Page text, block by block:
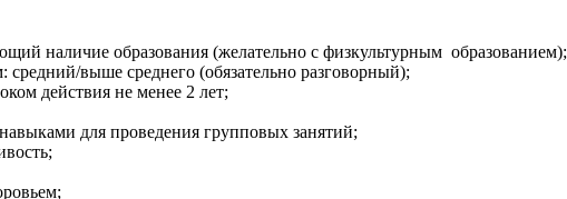
наличие образования (желательно с физкультурным образованием);
выше среднего (обязательно разговорный);
действия не менее 2 лет;
для проведения групповых занятий;